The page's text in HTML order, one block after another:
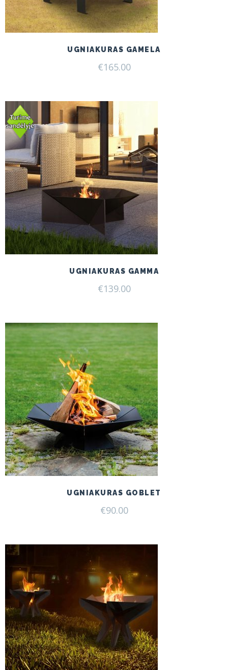
UGNIAKURAS GAMELA
€165.00
UGNIAKURAS GAMMA
€139.00
UGNIAKURAS GOBLET
€90.00